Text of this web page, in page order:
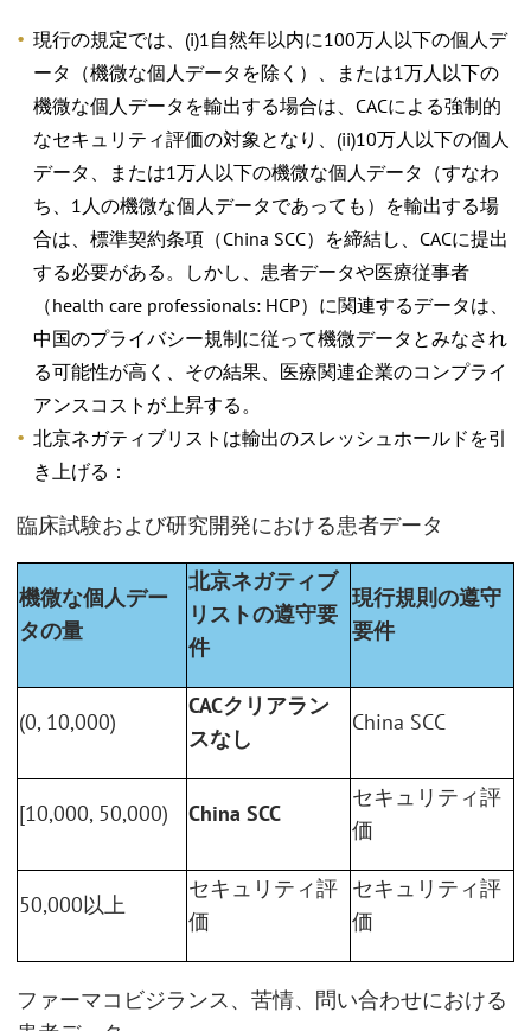
現行の規定では、(i)1自然年以内に100万人以下の個人デ
ータ（機微な個人データを除く）、または1万人以下の
機微な個人データを輸出する場合は、CACによる強制的
なセキュリティ評価の対象となり、(ii)10万人以下の個人
データ、または1万人以下の機微な個人データ（すなわ
ち、1人の機微な個人データであっても）を輸出する場
合は、標準契約条項（China SCC）を締結し、CACに提出
する必要がある。しかし、患者データや医療従事者
（health care professionals: HCP）に関連するデータは、
中国のプライバシー規制に従って機微データとみなされ
る可能性が高く、その結果、医療関連企業のコンプライ
アンスコストが上昇する。
北京ネガティブリストは輸出のスレッシュホールドを引
き上げる：
臨床試験および研究開発における患者データ
機微な個人デー
タの量
北京ネガティブ
リストの遵守要
件
現行規則の遵守
要件
(0, 10,000)
CACクリアラン
スなし
China SCC
[10,000, 50,000) China SCC
セキュリティ評
価
50,000以上
セキュリティ評
価
セキュリティ評
価
ファーマコビジランス、苦情、問い合わせにおける